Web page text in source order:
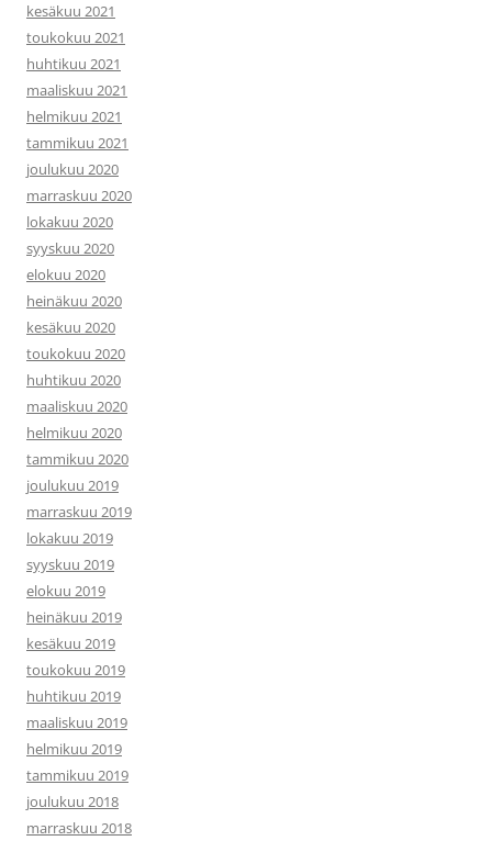
kesäkuu 2021
toukokuu 2021
huhtikuu 2021
maaliskuu 2021
helmikuu 2021
tammikuu 2021
joulukuu 2020
marraskuu 2020
lokakuu 2020
syyskuu 2020
elokuu 2020
heinäkuu 2020
kesäkuu 2020
toukokuu 2020
huhtikuu 2020
maaliskuu 2020
helmikuu 2020
tammikuu 2020
joulukuu 2019
marraskuu 2019
lokakuu 2019
syyskuu 2019
elokuu 2019
heinäkuu 2019
kesäkuu 2019
toukokuu 2019
huhtikuu 2019
maaliskuu 2019
helmikuu 2019
tammikuu 2019
joulukuu 2018
marraskuu 2018